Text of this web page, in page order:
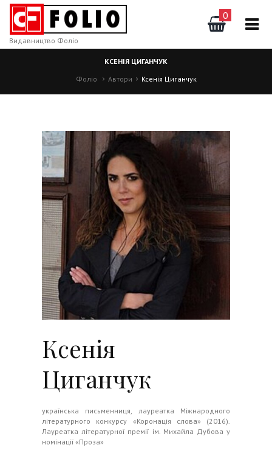
0
Видавництво Фоліо
КСЕНІЯ ЦИГАНЧУК
Фоліо
Автори Ксенія Циганчук
Ксенія
Циганчук
українська письменниця, лауреатка Міжнародного
літературного конкурсу «Коронація слова» (2016).
Лауреатка літературної премії ім. Михайла Дубова у
номінації «Проза»